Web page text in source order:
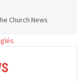
Church News